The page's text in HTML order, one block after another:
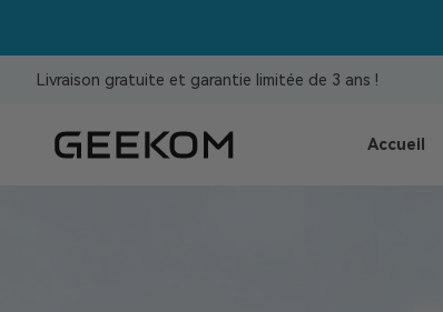
Livraison gratuite et garantie limitée de 3 ans !
Accueil